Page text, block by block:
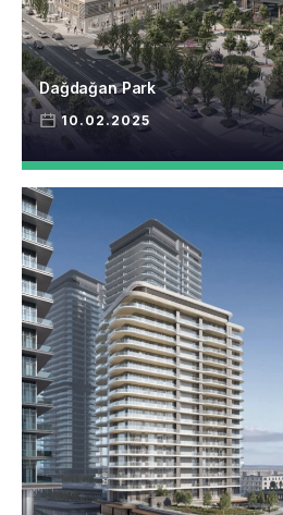
10.02.2025
Dağdağan Park